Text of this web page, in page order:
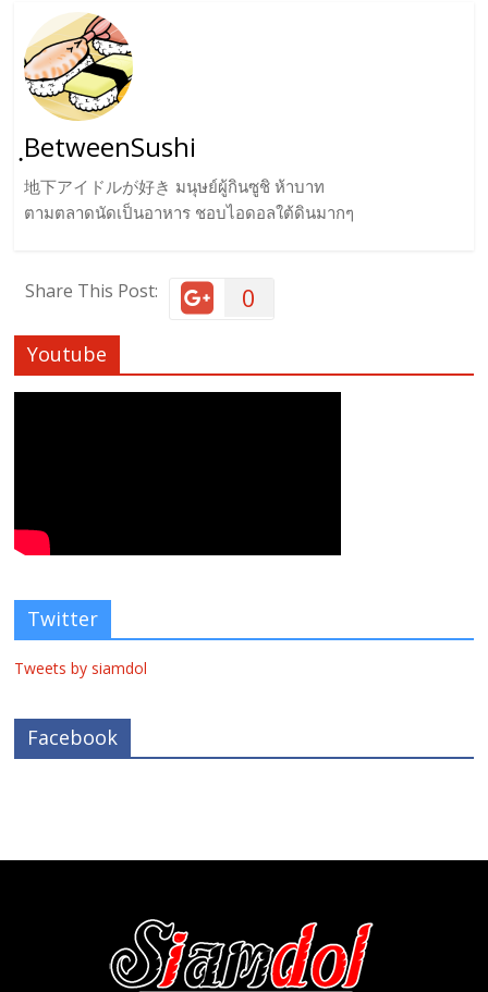
ฺBetweenSushi
地下アイドルが好き มนุษย์ผู้กินซูชิ ห้าบาท
ตามตลาดนัดเป็นอาหาร ชอบไอดอลใต้ดินมากๆ
Share This Post: 0
Youtube
Twitter
Tweets by siamdol
Facebook